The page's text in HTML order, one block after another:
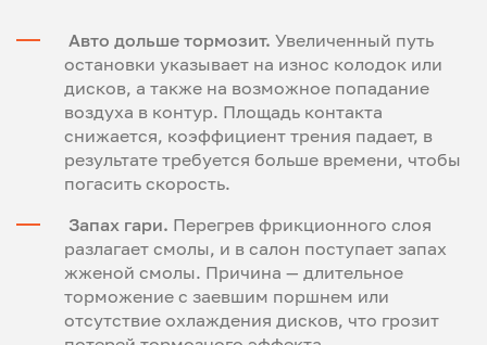
Авто дольше тормозит. Увеличенный путь
остановки указывает на износ колодок или
дисков, а также на возможное попадание
воздуха в контур. Площадь контакта
снижается, коэффициент трения падает, в
результате требуется больше времени, чтобы
погасить скорость.
Запах гари. Перегрев фрикционного слоя
разлагает смолы, и в салон поступает запах
жженой смолы. Причина — длительное
торможение с заевшим поршнем или
отсутствие охлаждения дисков, что грозит